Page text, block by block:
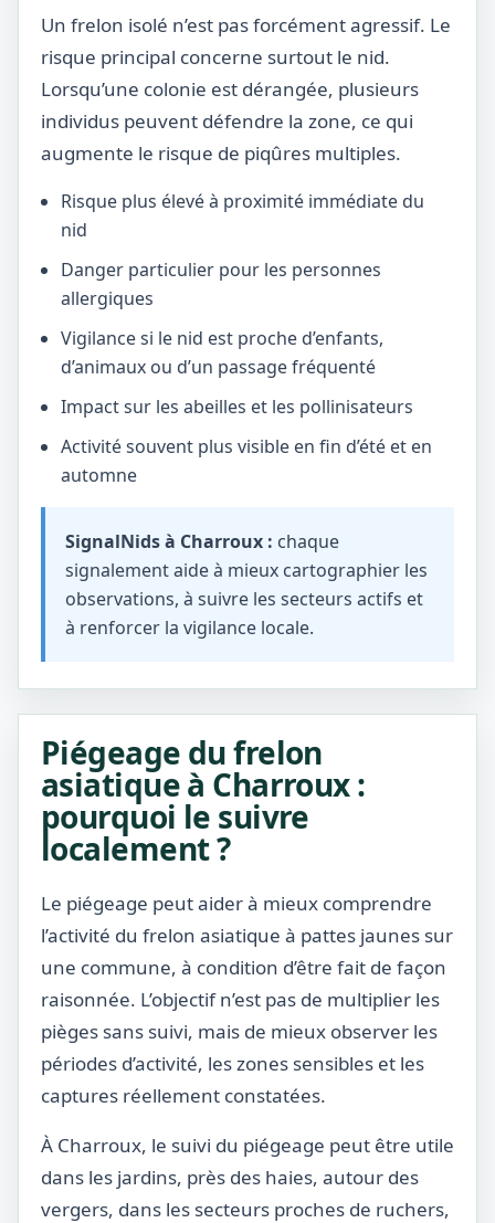
Un frelon isolé n’est pas forcément agressif. Le
risque principal concerne surtout le nid.
Lorsqu’une colonie est dérangée, plusieurs
individus peuvent défendre la zone, ce qui
augmente le risque de piqûres multiples.
Risque plus élevé à proximité immédiate du
nid
Danger particulier pour les personnes
allergiques
Vigilance si le nid est proche d’enfants,
d’animaux ou d’un passage fréquenté
Impact sur les abeilles et les pollinisateurs
Activité souvent plus visible en fin d’été et en
automne
SignalNids à Charroux : chaque
signalement aide à mieux cartographier les
observations, à suivre les secteurs actifs et
à renforcer la vigilance locale.
Piégeage du frelon
asiatique à Charroux :
pourquoi le suivre
localement ?
Le piégeage peut aider à mieux comprendre
l’activité du frelon asiatique à pattes jaunes sur
une commune, à condition d’être fait de façon
raisonnée. L’objectif n’est pas de multiplier les
pièges sans suivi, mais de mieux observer les
périodes d’activité, les zones sensibles et les
captures réellement constatées.
À Charroux, le suivi du piégeage peut être utile
dans les jardins, près des haies, autour des
vergers, dans les secteurs proches de ruchers,